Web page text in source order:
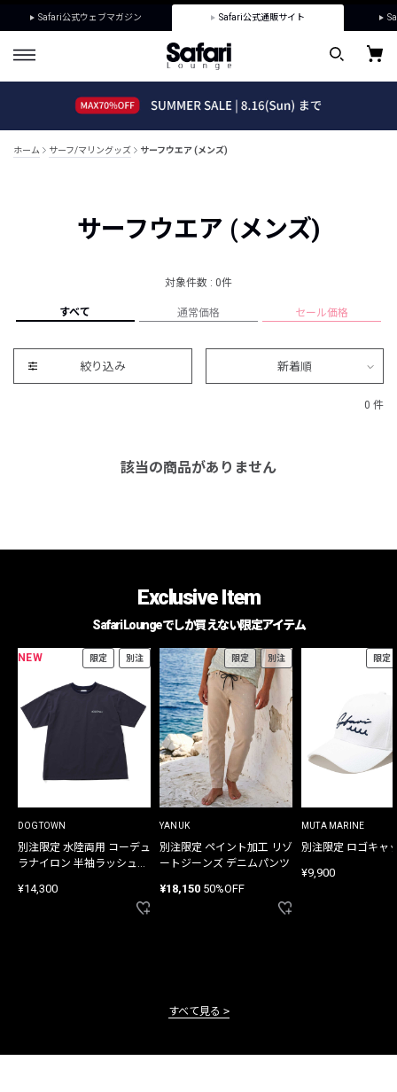
Safari公式ウェブマガジン Safari公式通販サイト
ホーム サーフ/マリングッズ サーフウエア (メンズ)
サーフウエア (メンズ)
対象件数 : 0件
すべて 通常価格 セール価格
絞り込み 新着順
0 件
該当の商品がありません
Exclusive Item
Safari Loungeでしか買えない限定アイテム
NEW 限定 別注
DOGTOWN
別注限定 水陸両用 コーデュ
ラナイロン 半袖ラッシュガ
¥14,300
限定 別注
YANUK
別注限定 ペイント加工 リゾ
ートジーンズ デニムパンツ
¥18,150 50%OFF
限定
MUTA MARINE
別注限定 ロゴキャ
¥9,900
すべて見る